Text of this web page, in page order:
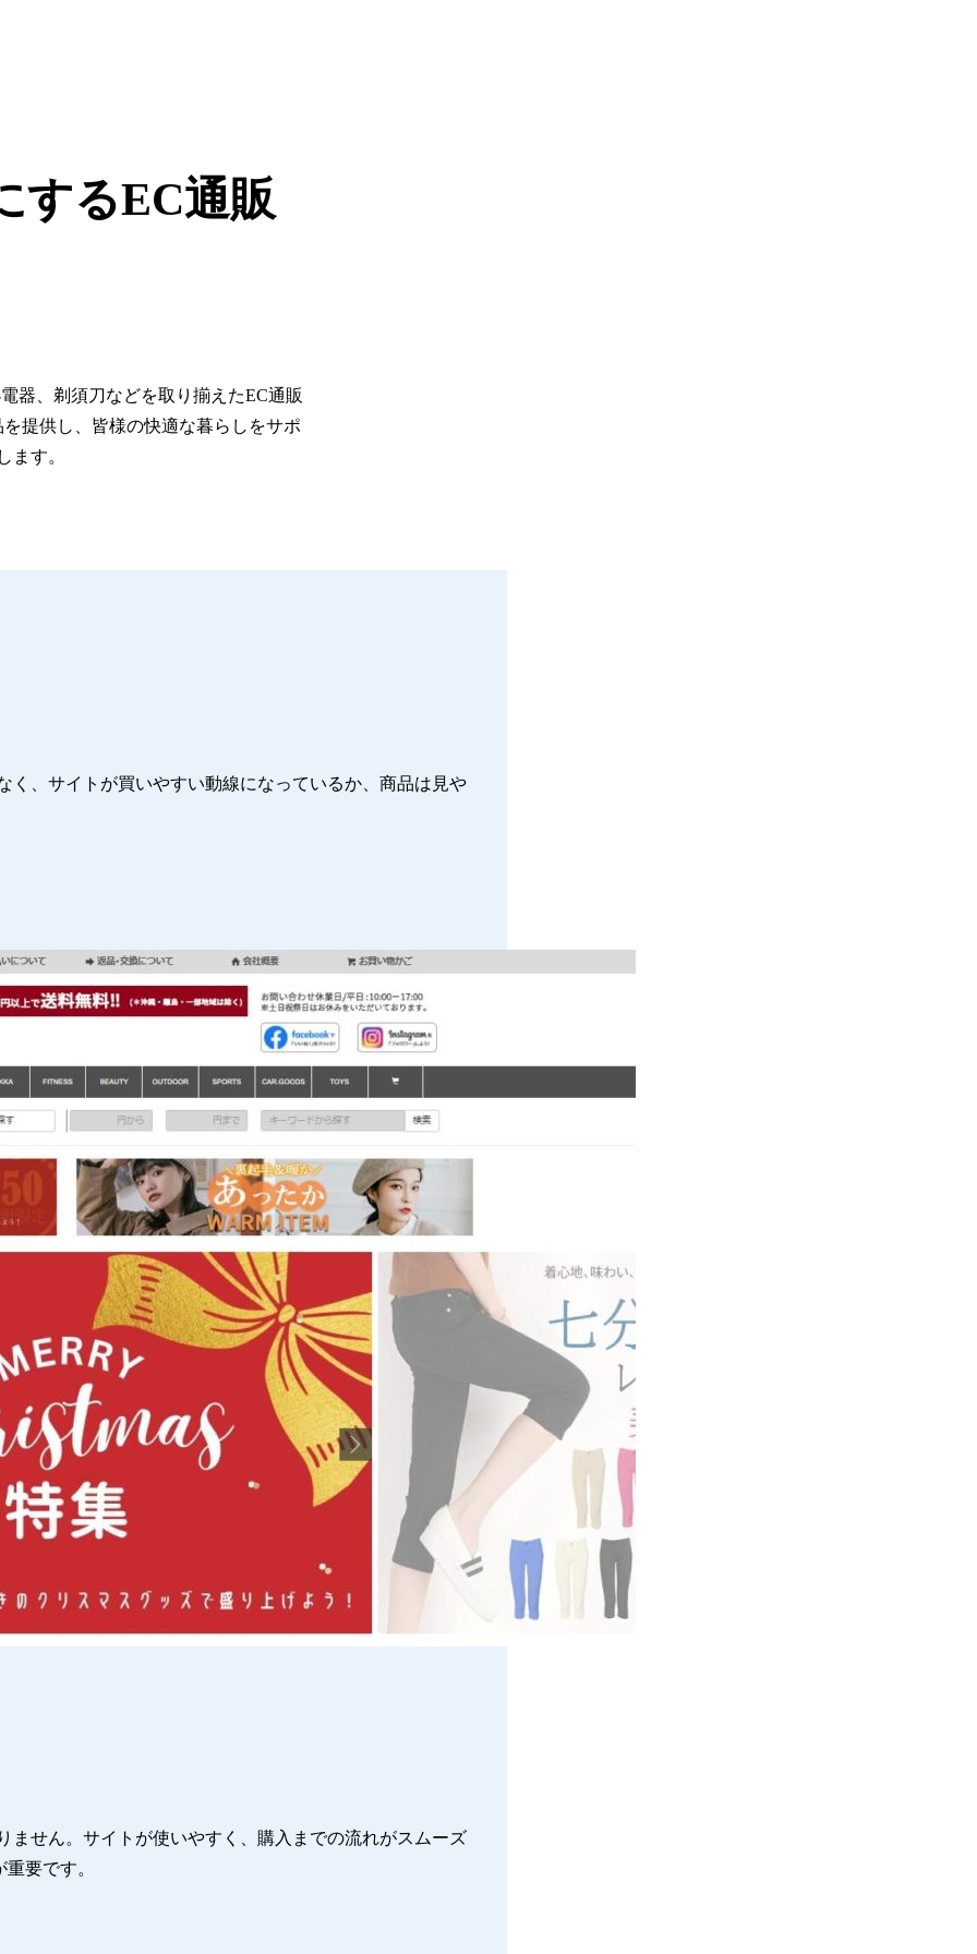
するEC通販
器、剃須刀などを取り揃えたEC通販
提供し、皆様の快適な暮らしをサポ
ます。
、サイトが買いやすい動線になっているか、商品は見や
せん。サイトが使いやすく、購入までの流れがスムーズ
要です。